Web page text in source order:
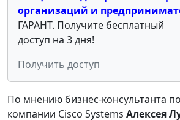
организаций и
ГАРАНТ. Получите бесплатный
доступ на 3 дня!
Получить доступ
По мнению бизнес-консультанта
компании Cisco Systems Алексея